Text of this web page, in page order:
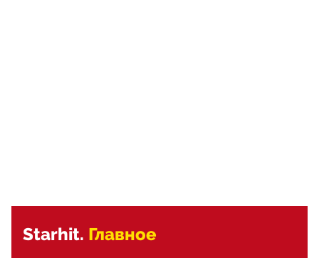
Starhit. Главное